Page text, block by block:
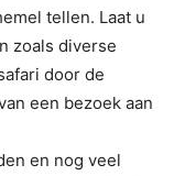
tellen. Laat u
zoals diverse
door de
een bezoek aan
en nog veel